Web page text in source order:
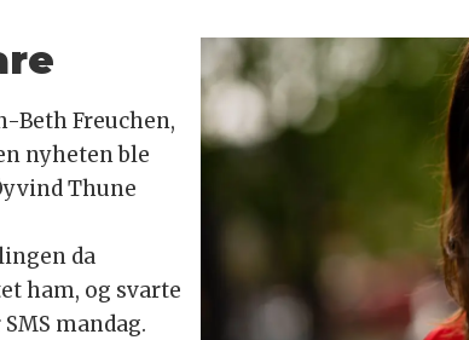
Beth Freuchen,
nyheten ble
Thune
da
ham, og svarte
mandag.